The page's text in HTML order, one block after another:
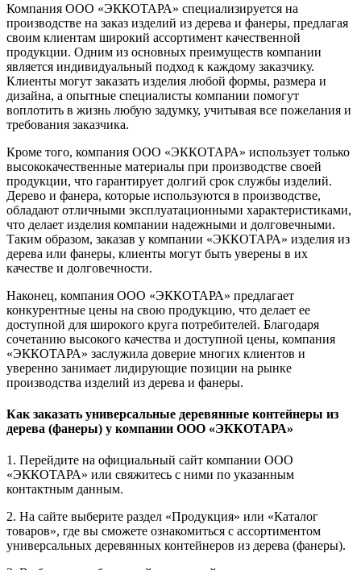
Компания ООО «ЭККОТАРА» специализируется на
производстве на заказ изделий из дерева и фанеры, предлагая
своим клиентам широкий ассортимент качественной
продукции. Одним из основных преимуществ компании
является индивидуальный подход к каждому заказчику.
Клиенты могут заказать изделия любой формы, размера и
дизайна, а опытные специалисты компании помогут
воплотить в жизнь любую задумку, учитывая все пожелания и
требования заказчика.
Кроме того, компания ООО «ЭККОТАРА» использует только
высококачественные материалы при производстве своей
продукции, что гарантирует долгий срок службы изделий.
Дерево и фанера, которые используются в производстве,
обладают отличными эксплуатационными характеристиками,
что делает изделия компании надежными и долговечными.
Таким образом, заказав у компании «ЭККОТАРА» изделия из
дерева или фанеры, клиенты могут быть уверены в их
качестве и долговечности.
Наконец, компания ООО «ЭККОТАРА» предлагает
конкурентные цены на свою продукцию, что делает ее
доступной для широкого круга потребителей. Благодаря
сочетанию высокого качества и доступной цены, компания
«ЭККОТАРА» заслужила доверие многих клиентов и
уверенно занимает лидирующие позиции на рынке
производства изделий из дерева и фанеры.
Как заказать универсальные деревянные контейнеры из
дерева (фанеры) у компании ООО «ЭККОТАРА»
1. Перейдите на официальный сайт компании ООО
«ЭККОТАРА» или свяжитесь с ними по указанным
контактным данным.
2. На сайте выберите раздел «Продукция» или «Каталог
товаров», где вы сможете ознакомиться с ассортиментом
универсальных деревянных контейнеров из дерева (фанеры).